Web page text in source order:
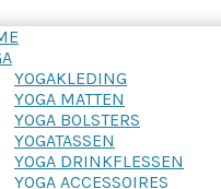
YOGAKLEDING
YOGA MATTEN
YOGA BOLSTERS
YOGATASSEN
YOGA DRINKFLESSEN
YOGA ACCESSOIRES